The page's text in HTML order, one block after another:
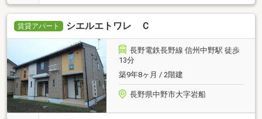
賃貸アパート シエルエトワレ Ｃ
長野電鉄長野線 信州中野駅 徒歩
13分
築9年8ヶ月 / 2階建
長野県中野市大字岩船